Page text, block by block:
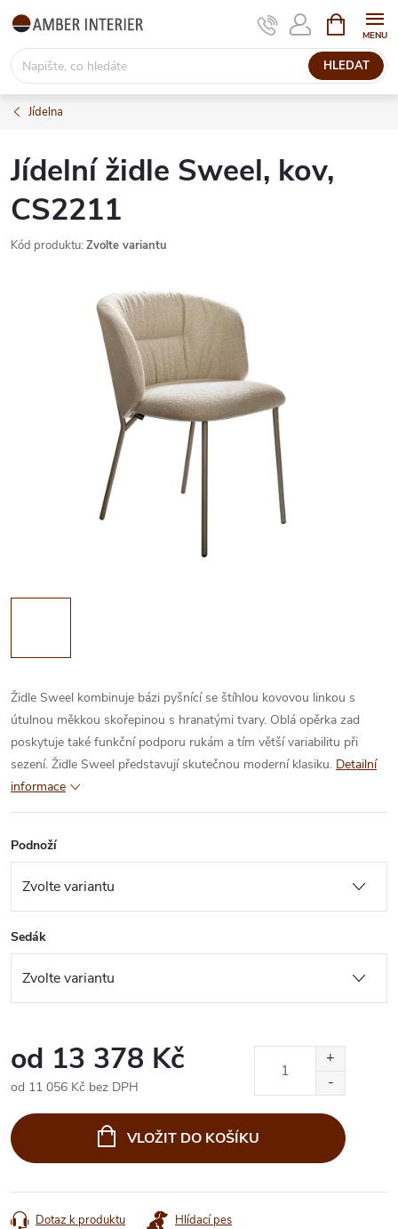
Přejít
obsah
HLEDAT
NÁKUPNÍ
KOŠÍK
Jídelna
Jídelní židle Sweel, kov,
CS2211
Kód produktu: Zvolte variantu
Židle Sweel kombinuje bázi pyšnící se štíhlou kovovou linkou s
útulnou měkkou skořepinou s hranatými tvary. Oblá opěrka zad
poskytuje také funkční podporu rukám a tím větší variabilitu při
sezení. Židle Sweel představují skutečnou moderní klasiku. Detailní
informace
Podnoží
Sedák
od 13 378 Kč
od 11 056 Kč bez DPH
cena:
VLOŽIT DO KOŠÍKU
Dotaz k produktu Hlídací pes